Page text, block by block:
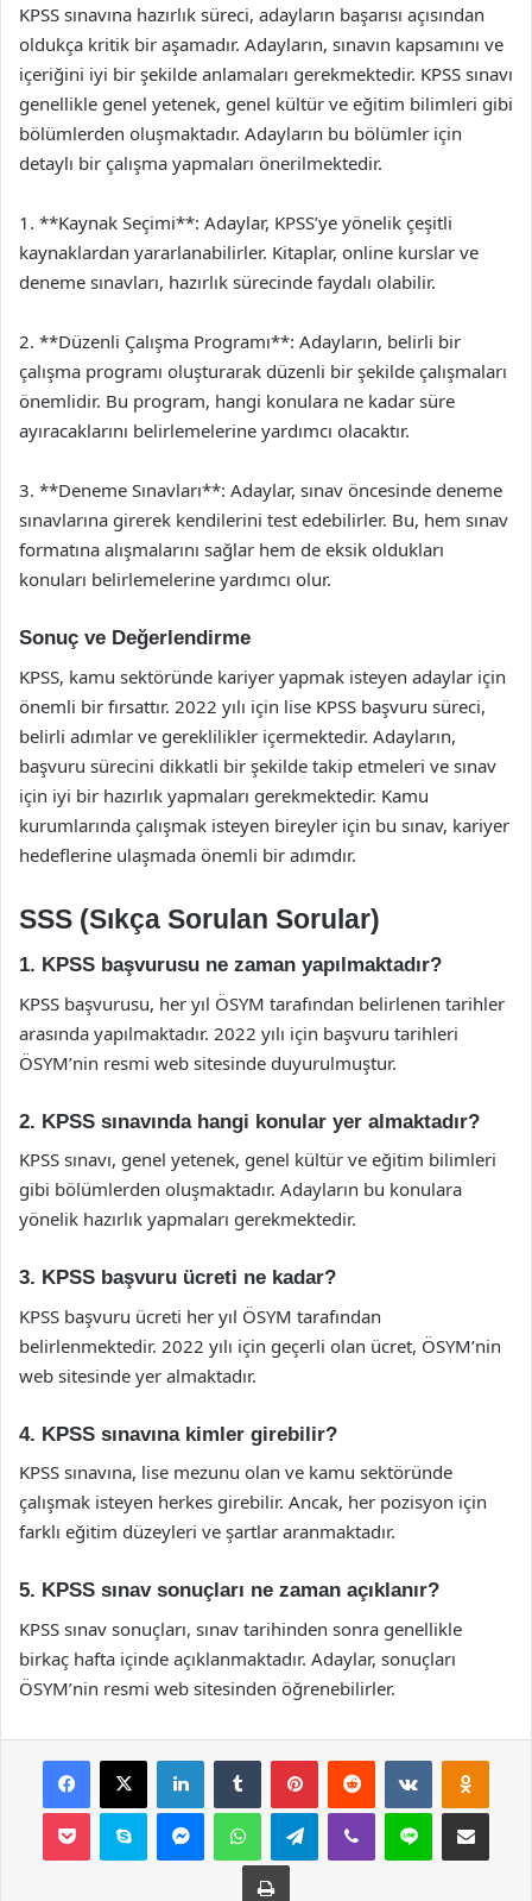
KPSS sınavına hazırlık süreci, adayların başarısı açısından
oldukça kritik bir aşamadır. Adayların, sınavın kapsamını ve
içeriğini iyi bir şekilde anlamaları gerekmektedir. KPSS sınavı
genellikle genel yetenek, genel kültür ve eğitim bilimleri gibi
bölümlerden oluşmaktadır. Adayların bu bölümler için
detaylı bir çalışma yapmaları önerilmektedir.
1. **Kaynak Seçimi**: Adaylar, KPSS’ye yönelik çeşitli
kaynaklardan yararlanabilirler. Kitaplar, online kurslar ve
deneme sınavları, hazırlık sürecinde faydalı olabilir.
2. **Düzenli Çalışma Programı**: Adayların, belirli bir
çalışma programı oluşturarak düzenli bir şekilde çalışmaları
önemlidir. Bu program, hangi konulara ne kadar süre
ayıracaklarını belirlemelerine yardımcı olacaktır.
3. **Deneme Sınavları**: Adaylar, sınav öncesinde deneme
sınavlarına girerek kendilerini test edebilirler. Bu, hem sınav
formatına alışmalarını sağlar hem de eksik oldukları
konuları belirlemelerine yardımcı olur.
Sonuç ve Değerlendirme
KPSS, kamu sektöründe kariyer yapmak isteyen adaylar için
önemli bir fırsattır. 2022 yılı için lise KPSS başvuru süreci,
belirli adımlar ve gereklilikler içermektedir. Adayların,
başvuru sürecini dikkatli bir şekilde takip etmeleri ve sınav
için iyi bir hazırlık yapmaları gerekmektedir. Kamu
kurumlarında çalışmak isteyen bireyler için bu sınav, kariyer
hedeflerine ulaşmada önemli bir adımdır.
SSS (Sıkça Sorulan Sorular)
1. KPSS başvurusu ne zaman yapılmaktadır?
KPSS başvurusu, her yıl ÖSYM tarafından belirlenen tarihler
arasında yapılmaktadır. 2022 yılı için başvuru tarihleri
ÖSYM’nin resmi web sitesinde duyurulmuştur.
2. KPSS sınavında hangi konular yer almaktadır?
KPSS sınavı, genel yetenek, genel kültür ve eğitim bilimleri
gibi bölümlerden oluşmaktadır. Adayların bu konulara
yönelik hazırlık yapmaları gerekmektedir.
3. KPSS başvuru ücreti ne kadar?
KPSS başvuru ücreti her yıl ÖSYM tarafından
belirlenmektedir. 2022 yılı için geçerli olan ücret, ÖSYM’nin
web sitesinde yer almaktadır.
4. KPSS sınavına kimler girebilir?
KPSS sınavına, lise mezunu olan ve kamu sektöründe
çalışmak isteyen herkes girebilir. Ancak, her pozisyon için
farklı eğitim düzeyleri ve şartlar aranmaktadır.
5. KPSS sınav sonuçları ne zaman açıklanır?
KPSS sınav sonuçları, sınav tarihinden sonra genellikle
birkaç hafta içinde açıklanmaktadır. Adaylar, sonuçları
ÖSYM’nin resmi web sitesinden öğrenebilirler.
Facebook
X LinkedInTumblr PinterestReddit VKontakte
Pocket Skype MessengerWhatsAppTelegramViber Line E-Posta ile
Yazdır